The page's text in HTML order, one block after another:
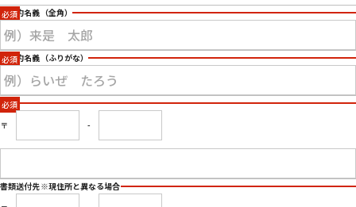
ご契約名義 （全角）
ご契約名義 （ふりがな）
住所
〒
-
書類送付先※現住所と異なる場合